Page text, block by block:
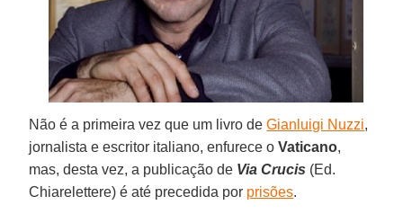
Não é a primeira vez que um livro deGianluigi Nuzzi,
jornalista e escritor italiano, enfurece oVaticano,
mas, desta vez, a publicação de Via Crucis (Ed.
Chiarelettere) é até precedida por prisões.